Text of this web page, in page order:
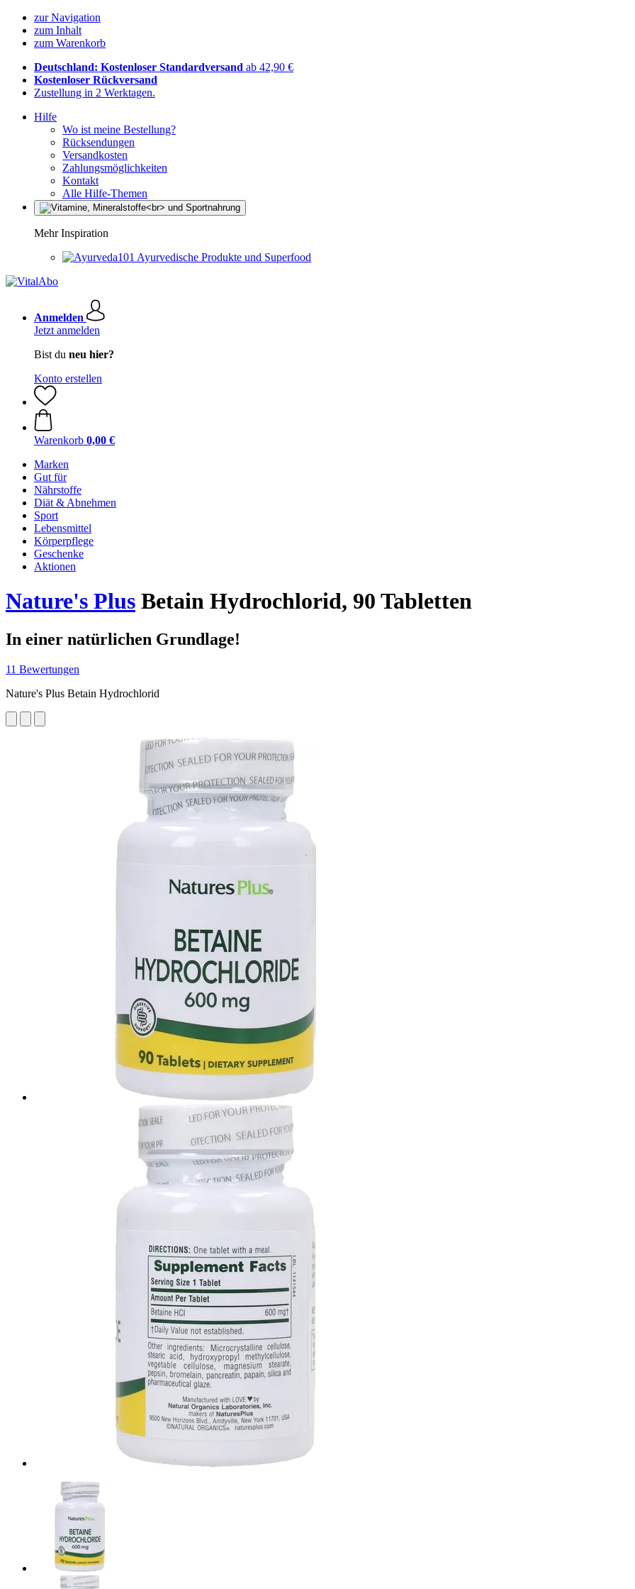
zur Navigation
zum Inhalt
zum Warenkorb
Deutschland: Kostenloser Standardversand ab 42,90 €
Kostenloser Rückversand
Zustellung in 2 Werktagen.
Hilfe
Wo ist meine Bestellung?
Rücksendungen
Versandkosten
Zahlungsmöglichkeiten
Kontakt
Alle Hilfe-Themen
Mehr Inspiration
Ayurvedische Produkte und Superfood
Anmelden
Jetzt anmelden
Bist du neu hier?
Konto erstellen
Warenkorb 0,00 €
Marken
Gut für
Nährstoffe
Diät & Abnehmen
Sport
Lebensmittel
Körperpflege
Geschenke
Aktionen
Nature's Plus Betain Hydrochlorid, 90 Tabletten
In einer natürlichen Grundlage!
11 Bewertungen
Nature's Plus Betain Hydrochlorid